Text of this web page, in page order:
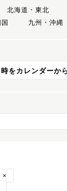
北海道・東北
九州・沖縄
時をカレンダーか
×